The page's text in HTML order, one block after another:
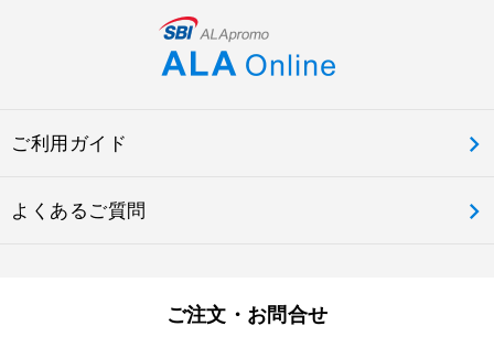
ご利用ガイド
よくあるご質問
ご注文・お問合せ